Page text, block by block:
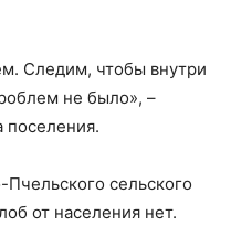
Следим, чтобы внутри
не было», –
поселения.
сельского
от населения нет.